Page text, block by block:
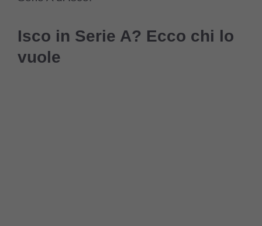
Isco in Serie A? Ecco chi lo
vuole